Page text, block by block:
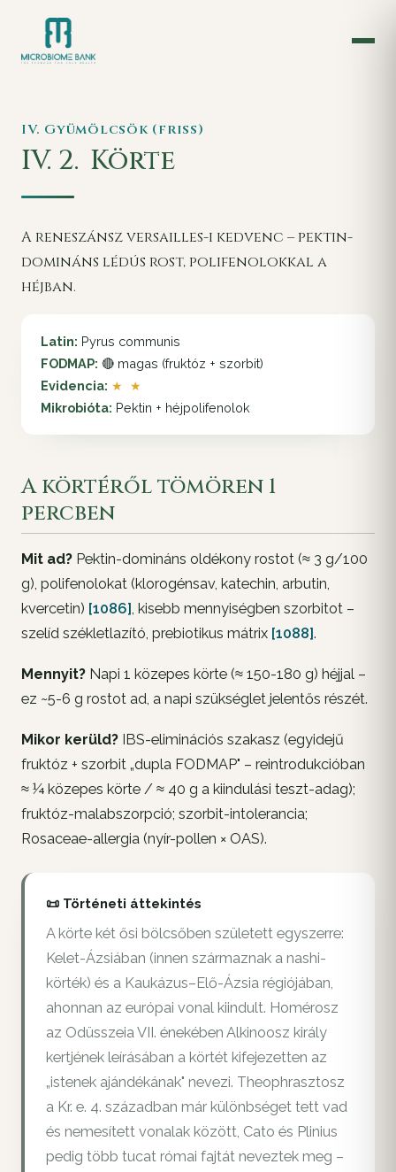
IV. Gyümölcsök (friss)
IV. 2. Körte
A reneszánsz versailles-i kedvenc – pektin-
domináns lédús rost, polifenolokkal a
héjban.
Latin: Pyrus communis
FODMAP: 🔴 magas (fruktóz + szorbit)
Evidencia: ★ ★
Mikrobióta: Pektin + héjpolifenolok
A körtéről tömören 1
percben
Mit ad? Pektin-domináns oldékony rostot (≈ 3 g/100
g), polifenolokat (klorogénsav, katechin, arbutin,
kvercetin) [1086] , kisebb mennyiségben szorbitot –
szelíd székletlazító, prebiotikus mátrix [1088].
Mennyit? Napi 1 közepes körte (≈ 150-180 g) héjjal –
ez ~5-6 g rostot ad, a napi szükséglet jelentős részét.
Mikor kerüld? IBS-eliminációs szakasz (egyidejű
fruktóz + szorbit „dupla FODMAP" – reintrodukcióban
≈ ¼ közepes körte / ≈ 40 g a kiindulási teszt-adag);
fruktóz-malabszorpció; szorbit-intolerancia;
Rosaceae-allergia (nyír-pollen × OAS).
📜 Történeti áttekintés
A körte két ősi bölcsőben született egyszerre:
Kelet-Ázsiában (innen származnak a nashi-
körték) és a Kaukázus–Elő-Ázsia régiójában,
ahonnan az európai vonal kiindult. Homérosz
az Odüsszeia VII. énekében Alkinoosz király
kertjének leírásában a körtét kifejezetten az
„istenek ajándékának" nevezi. Theophrasztosz
a Kr. e. 4. században már különbséget tett vad
és nemesített vonalak között, Cato és Plinius
pedig több tucat római fajtát neveztek meg –